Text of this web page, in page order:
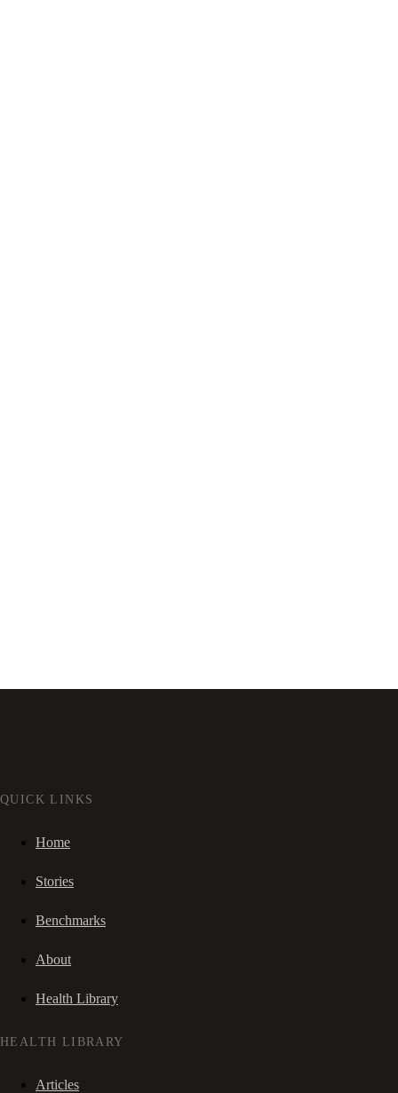
QUICK LINKS
Home
Stories
Benchmarks
About
Health Library
HEALTH LIBRARY
Articles